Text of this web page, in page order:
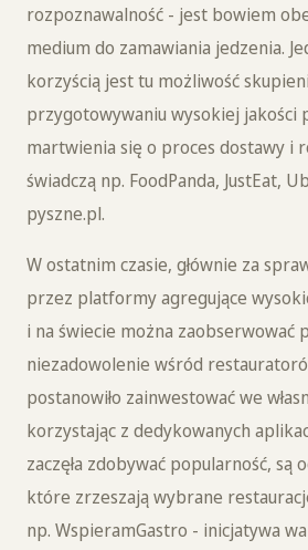
rozpoznawalność - jest bowiem
medium do zamawiania jedzenia.
korzyścią jest tu możliwość
przygotowywaniu wysokiej jakości
martwienia się o proces dostawy i
świadczą np. FoodPanda, JustEat,
pyszne.pl.
W ostatnim czasie, głównie za
przez platformy agregujące
i na świecie można zaobserwować
niezadowolenie wśród
postanowiło zainwestować we
korzystając z dedykowanych
zaczęła zdobywać popularność, są
które zrzeszają wybrane
np. WspieramGastro - inicjatywa